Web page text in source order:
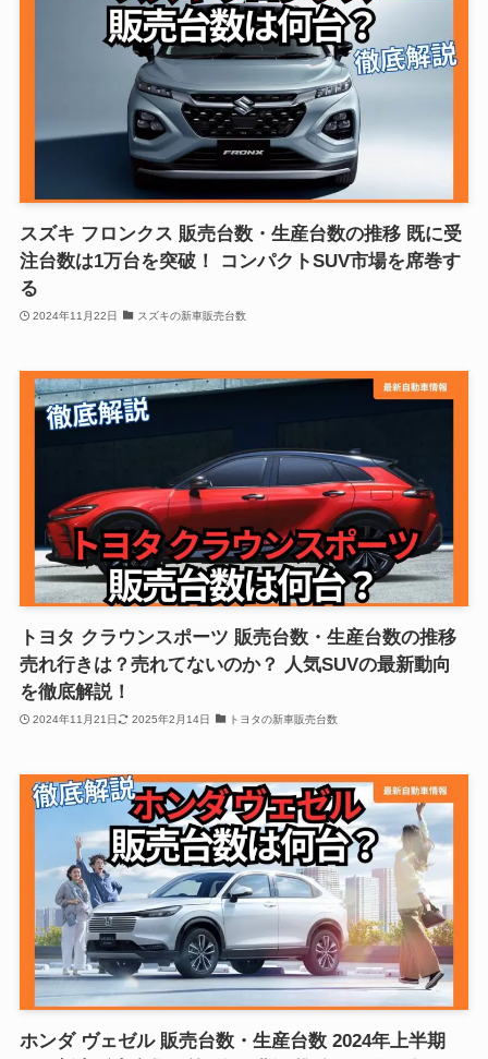
スズキ フロンクス 販売台数・生産台数の推移 既に受
注台数は1万台を突破！ コンパクトSUV市場を席巻す
る
2024年11月22日 スズキの新車販売台数
トヨタ クラウンスポーツ 販売台数・生産台数の推移
売れ行きは？売れてないのか？ 人気SUVの最新動向
を徹底解説！
2024年11月21日 2025年2月14日 トヨタの新車販売台数
ホンダ ヴェゼル 販売台数・生産台数 2024年上半期